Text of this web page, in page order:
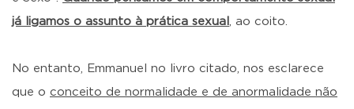
já ligamos o assunto à prática sexual , ao coito.
No entanto, Emmanuel no livro citado, nos esclarece
que o conceito de normalidade e de anormalidade não